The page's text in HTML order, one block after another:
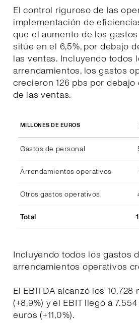
El control riguroso de las
implementación de
que el aumento de los
sitúe en el 6,5%, por debajo
las ventas. Incluyendo todos
arrendamientos, los gastos
crecieron 126 pbs por
de las ventas.
MILLONES DE EUROS
Gastos de personal
Arrendamientos operativos
Otros gastos operativos
Total
Incluyendo todos los gastos
arrendamientos operativos
El EBITDA alcanzó los
(+8,9%) y el EBIT llegó a
euros (+11,0%).